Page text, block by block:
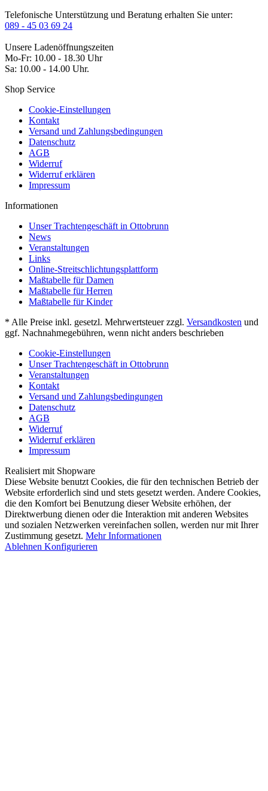
Telefonische Unterstützung und Beratung erhalten Sie unter:
089 - 45 03 69 24
Unsere Ladenöffnungszeiten
Mo-Fr: 10.00 - 18.30 Uhr
Sa: 10.00 - 14.00 Uhr.
Shop Service
Cookie-Einstellungen
Kontakt
Versand und Zahlungsbedingungen
Datenschutz
AGB
Widerruf
Widerruf erklären
Impressum
Informationen
Unser Trachtengeschäft in Ottobrunn
News
Veranstaltungen
Links
Online-Streitschlichtungsplattform
Maßtabelle für Damen
Maßtabelle für Herren
Maßtabelle für Kinder
* Alle Preise inkl. gesetzl. Mehrwertsteuer zzgl. Versandkosten und
ggf. Nachnahmegebühren, wenn nicht anders beschrieben
Cookie-Einstellungen
Unser Trachtengeschäft in Ottobrunn
Veranstaltungen
Kontakt
Versand und Zahlungsbedingungen
Datenschutz
AGB
Widerruf
Widerruf erklären
Impressum
Realisiert mit Shopware
Diese Website benutzt Cookies, die für den technischen Betrieb der
Website erforderlich sind und stets gesetzt werden. Andere Cookies,
die den Komfort bei Benutzung dieser Website erhöhen, der
Direktwerbung dienen oder die Interaktion mit anderen Websites
und sozialen Netzwerken vereinfachen sollen, werden nur mit Ihrer
Zustimmung gesetzt. Mehr Informationen
Ablehnen Konfigurieren